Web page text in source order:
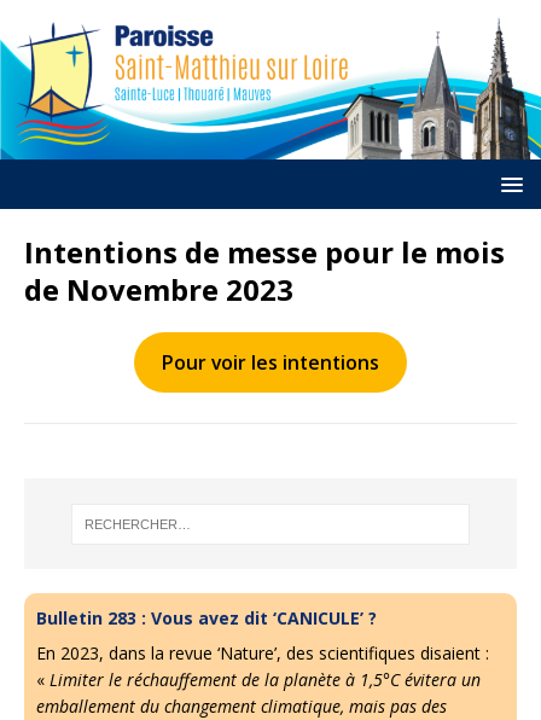
Intentions de messe pour le mois
de Novembre 2023
Pour voir les intentions
Bulletin 283 : Vous avez dit ‘CANICULE’ ?
En 2023, dans la revue ‘Nature’, des scientifiques disaient :
« Limiter le réchauffement de la planète à 1,5°C évitera un
emballement du changement climatique, mais pas des